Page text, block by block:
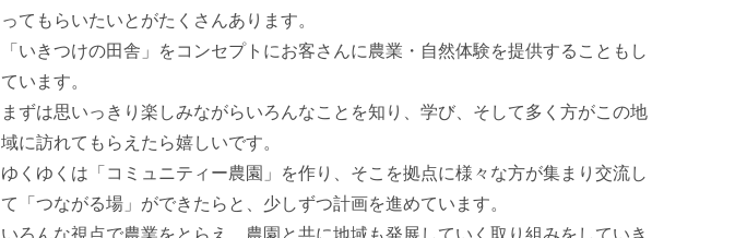
ってもらいたいとがたくさんあります。
「いきつけの田舎」をコンセプトにお客さんに農業・自然体験を提供することもし
ています。
まずは思いっきり楽しみながらいろんなことを知り、学び、そして多く方がこの地
域に訪れてもらえたら嬉しいです。
ゆくゆくは「コミュニティー農園」を作り、そこを拠点に様々な方が集まり交流し
て「つながる場」ができたらと、少しずつ計画を進めています。
いろんな視点で農業をとらえ、農園と共に地域も発展していく取り組みをしていき